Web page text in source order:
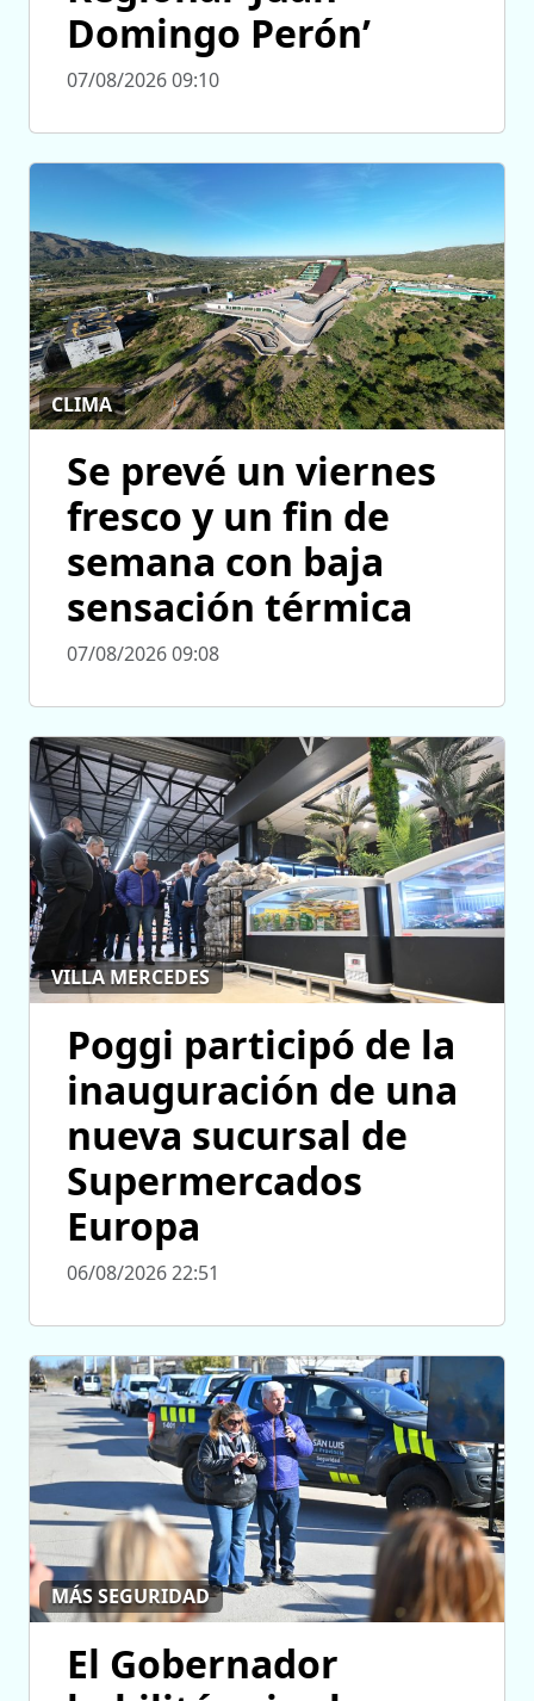
Domingo Perón’
07/08/2026 09:10
CLIMA
Se prevé un viernes
fresco y un fin de
semana con baja
sensación térmica
07/08/2026 09:08
VILLA MERCEDES
Poggi participó de la
inauguración de una
nueva sucursal de
Supermercados
Europa
06/08/2026 22:51
MÁS SEGURIDAD
El Gobernador